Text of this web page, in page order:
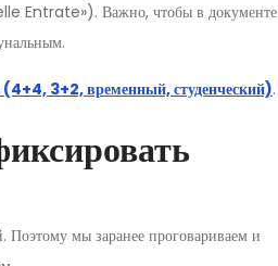
Entrate»). Важно, чтобы в документе
(4+4, 3+2, временный, студенческий).
Поэтому мы заранее проговариваем и